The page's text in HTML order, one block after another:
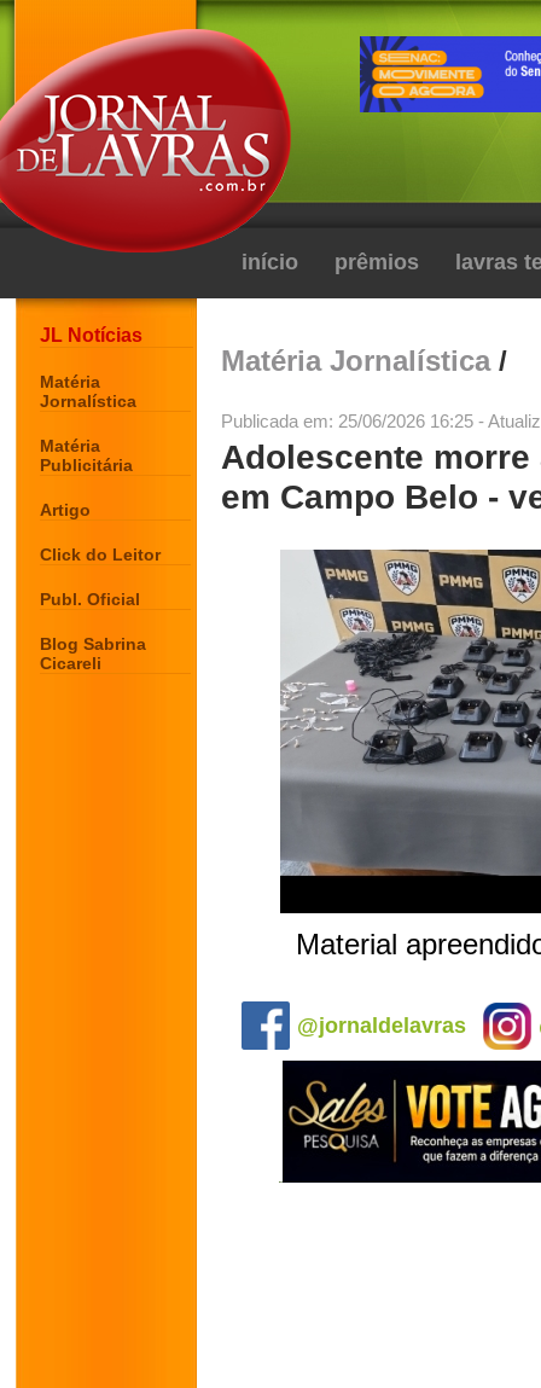
início prêmios lavras
JL Notícias
Matéria
Jornalística
Matéria
Publicitária
Artigo
Click do Leitor
Publ. Oficial
Blog Sabrina
Cicareli
Matéria Jornalística/
Publicada em: 25/06/2026 16:25 -
Adolescente
em Campo Belo -
Material
@jornaldelavras